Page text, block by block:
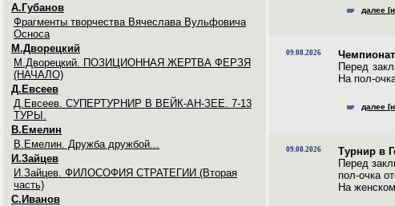
А.Губанов
Фрагменты творчества Вячеслава Вульфовича
Осноса
М.Дворецкий
М.Дворецкий. ПОЗИЦИОННАЯ ЖЕРТВА ФЕРЗЯ
(НАЧАЛО)
Д.Евсеев
Д.Евсеев. СУПЕРТУРНИР В ВЕЙК-АН-ЗЕЕ. 7-13
ТУРЫ.
В.Емелин
В.Емелин. Дружба дружбой...
И.Зайцев
И.Зайцев. ФИЛОСОФИЯ СТРАТЕГИИ (Вторая
часть)
С.Иванов
далее
09.08.2026
Перед
На пол-
далее
09.08.2026
Турнир в
Перед
пол-очка
На